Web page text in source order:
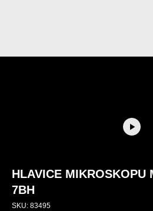
HLAVICE MIKROSKOPU
7BH
SKU: 83495